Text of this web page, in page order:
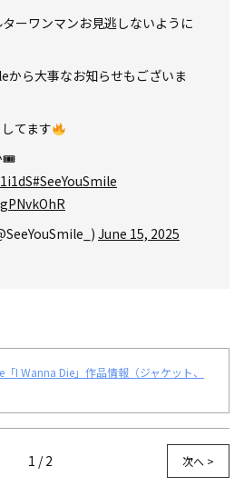
ーワンマンお見逃しないように
から大事なお知らせもございま
てます
🎟
#SeeYouSmile
June 15, 2025
「I Wanna Die」作品情報（ジャケット、
1 / 2 次へ >